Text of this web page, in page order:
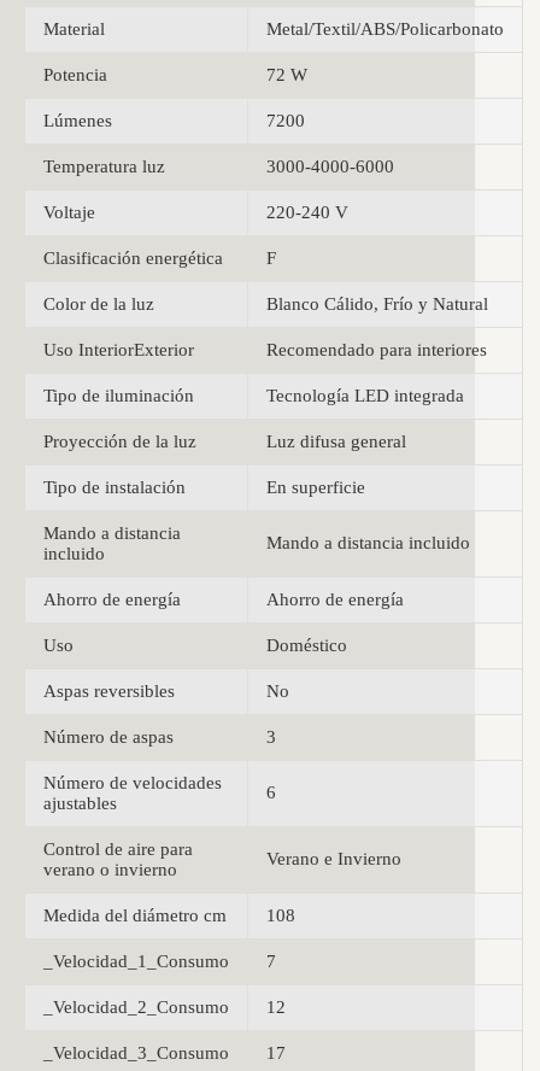
Material Metal/Textil/ABS/Policarbonato
Potencia 72 W
Lúmenes 7200
Temperatura luz 3000-4000-6000
Voltaje 220-240 V
Clasificación energética F
Color de la luz Blanco Cálido, Frío y Natural
Uso InteriorExterior Recomendado para interiores
Tipo de iluminación Tecnología LED integrada
Proyección de la luz Luz difusa general
Tipo de instalación En superficie
Mando a distancia
incluido
Mando a distancia incluido
Ahorro de energía Ahorro de energía
Uso Doméstico
Aspas reversibles No
Número de aspas 3
Número de velocidades
ajustables
6
Control de aire para
verano o invierno
Verano e Invierno
Medida del diámetro cm 108
_Velocidad_1_Consumo 7
_Velocidad_2_Consumo 12
_Velocidad_3_Consumo 17